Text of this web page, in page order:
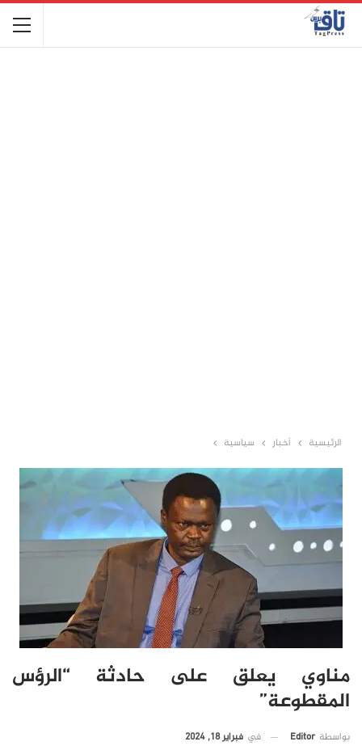
الرئيسية أخبار سياسية
مناوي يعلق على حادثة “الرؤس
المقطوعة”
بواسطة Editor في فبراير 18, 2024